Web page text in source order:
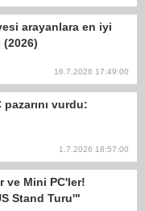
arayanlara en iyi
16.7.2026 17:49:00
vurdu:
1.7.2026 18:57:00
ve Mini PC'ler!
Stand Turu'"